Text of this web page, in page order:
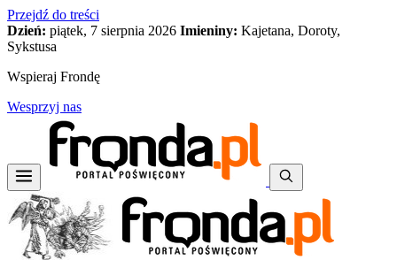
Przejdź do treści
Dzień: piątek, 7 sierpnia 2026 Imieniny: Kajetana, Doroty,
Sykstusa
Wspieraj Frondę
Wesprzyj nas